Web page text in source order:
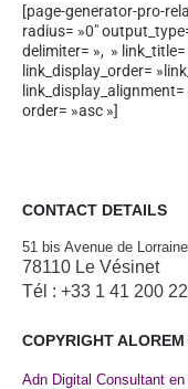
[page-generator-pro-
radius= »0″
delimiter= », » link_title=
link_display_order=
order= »asc »]
CONTACT DETAILS
51 bis Avenue de Lorraine
78110 Le Vésinet
Tél : +33 1 41 200
COPYRIGHT
Adn Digital Consultant